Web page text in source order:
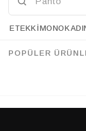
62.90 USD
94.90 USD
ETEKKIMONO
POPÜLER